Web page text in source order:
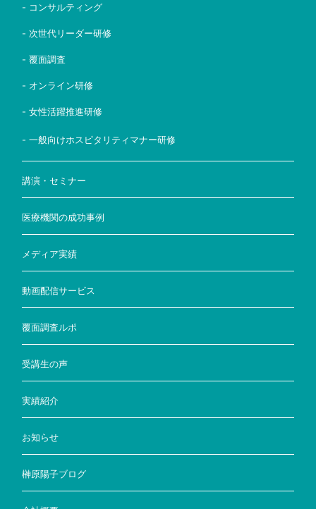
- コンサルティング
- 次世代リーダー研修
- 覆面調査
- オンライン研修
- 女性活躍推進研修
- 一般向けホスピタリティマナー研修
講演・セミナー
医療機関の成功事例
メディア実績
動画配信サービス
覆面調査ルポ
受講生の声
実績紹介
お知らせ
榊原陽子ブログ